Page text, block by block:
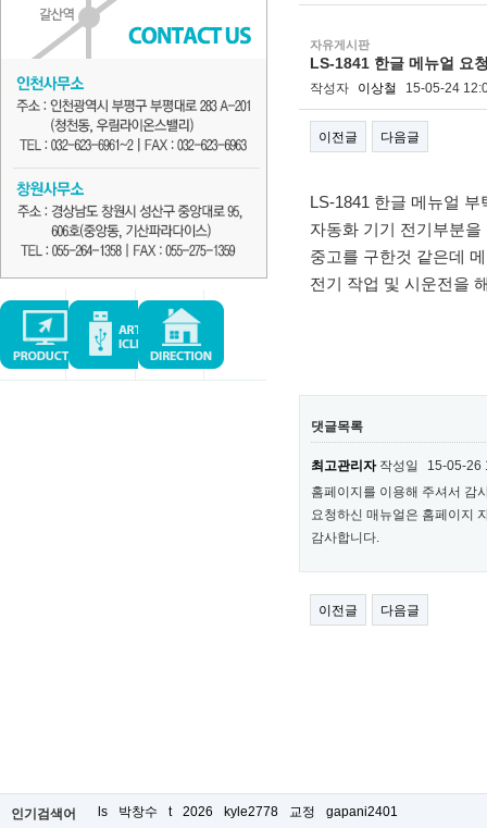
자유게시판
LS-1841 한글 메뉴얼 요
작성자 이상철 15-05-24
이전글 다음글
LS-1841 한글 메뉴얼 부
자동화 기기 전기부분
중고를 구한것 같은데
전기 작업 및 시운전을
댓글목록
최고관리자작성일
15-05-26
홈페이지를 이용해 주셔서 감
요청하신 매뉴얼은 홈페이지
감사합니다.
이전글 다음글
인기검색어 ls 박창수 t 2026 kyle2778 교정 gapani2401